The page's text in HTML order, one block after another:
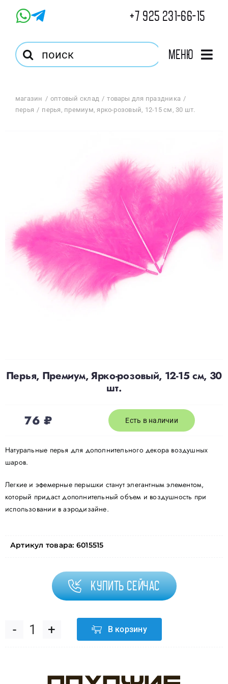
+7 925 231-66-15
Результат
поиска:
Меню
Магазин
Избранное
Доставка
О нас
Политика конфиденциальности
магазин оптовый склад
товары для праздника
перья
перья, премиум, ярко-розовый, 12-15 см, 30 шт.
Перья, Премиум, Ярко-розовый, 12-15 см, 30
шт.
76₽ Есть в наличии
Натуральные перья для дополнительного декора воздушных
шаров.
Легкие и эфемерные перышки станут элегантным элементом,
который придаст дополнительный объем и воздушность при
использовании в аэродизайне.
Артикул товара: 6015515
Купить сейчас
Количество
В корзину